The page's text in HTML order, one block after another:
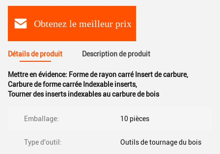
Obtenez le meilleur prix
Détails de produit Description de produit
Mettre en évidence: Forme de rayon carré Insert de carbure,
Carbure de forme carrée Indexable inserts,
Tourner des inserts indexables au carbure de bois
Emballage: 10 pièces
Type d'outil: Outils de tournage du bois